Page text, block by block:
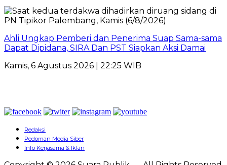
Ahli Ungkap Pemberi dan Penerima Suap Sama-sama
Dapat Dipidana, SIRA Dan PST Siapkan Aksi Damai
Kamis, 6 Agustus 2026 | 22:25 WIB
Redaksi
Pedoman Media Siber
Info Kerjasama & Iklan